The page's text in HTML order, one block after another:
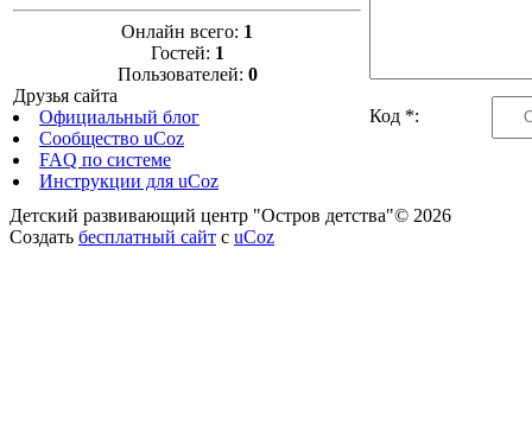
Онлайн всего: 1
Гостей: 1
Пользователей: 0
Друзья сайта
Официальный блог
Сообщество uCoz
FAQ по системе
Инструкции для uCoz
Код *:
Детский развивающий центр "Остров детства"© 2026
Создать бесплатный сайт с uCoz